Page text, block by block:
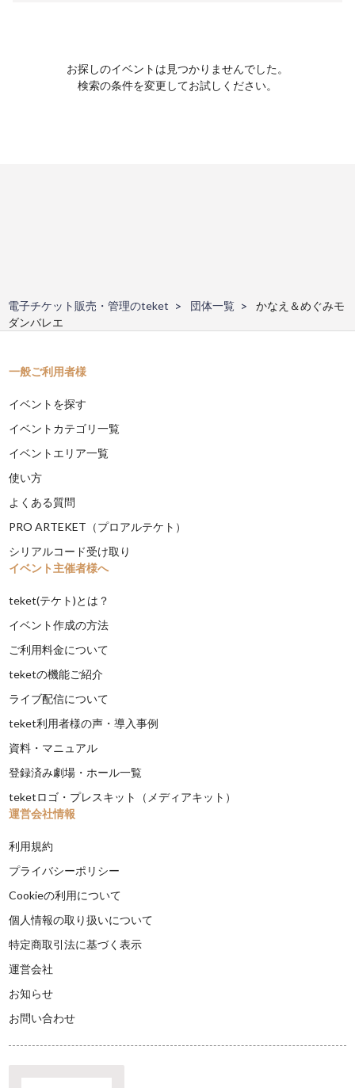
お探しのイベントは見つかりませんでした。
検索の条件を変更してお試しください。
電子チケット販売・管理のteket 団体一覧
かなえ＆めぐみモ
ダンバレエ
一般ご利用者様
イベントを探す
イベントカテゴリ一覧
イベントエリア一覧
使い方
よくある質問
PRO ARTEKET（プロアルテケト）
シリアルコード受け取り
イベント主催者様へ
teket(テケト)とは？
イベント作成の方法
ご利用料金について
teketの機能ご紹介
ライブ配信について
teket利用者様の声・導入事例
資料・マニュアル
登録済み劇場・ホール一覧
teketロゴ・プレスキット（メディアキット）
運営会社情報
利用規約
プライバシーポリシー
Cookieの利用について
個人情報の取り扱いについて
特定商取引法に基づく表示
運営会社
お知らせ
お問い合わせ